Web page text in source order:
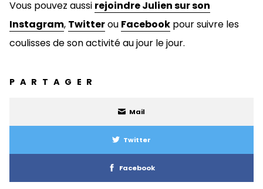
Vous pouvez aussi rejoindre Julien sur son
Instagram, Twitterou Facebook pour suivre les
coulisses de son activité au jour le jour.
PARTAGER
Mail
Twitter
Facebook